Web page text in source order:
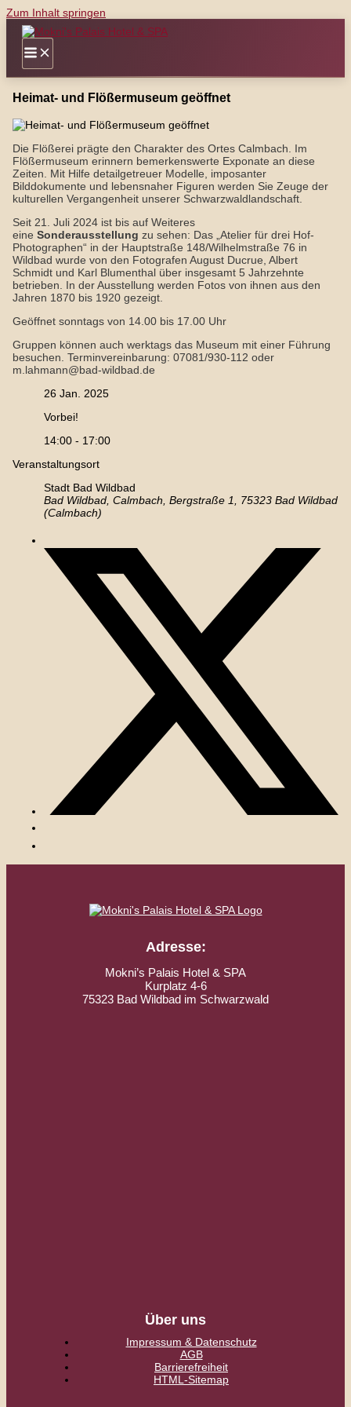
Zum Inhalt springen
Heimat- und Flößermuseum geöffnet
Die Flößerei prägte den Charakter des Ortes Calmbach. Im
Flößermuseum erinnern bemerkenswerte Exponate an diese
Zeiten. Mit Hilfe detailgetreuer Modelle, imposanter
Bilddokumente und lebensnaher Figuren werden Sie Zeuge der
kulturellen Vergangenheit unserer Schwarzwaldlandschaft.
Seit 21. Juli 2024 ist bis auf Weiteres
eine Sonderausstellung zu sehen: Das „Atelier für drei Hof-
Photographen“ in der Hauptstraße 148/Wilhelmstraße 76 in
Wildbad wurde von den Fotografen August Ducrue, Albert
Schmidt und Karl Blumenthal über insgesamt 5 Jahrzehnte
betrieben. In der Ausstellung werden Fotos von ihnen aus den
Jahren 1870 bis 1920 gezeigt.
Geöffnet sonntags von 14.00 bis 17.00 Uhr
Gruppen können auch werktags das Museum mit einer Führung
besuchen. Terminvereinbarung: 07081/930-112 oder
m.lahmann@bad-wildbad.de
26 Jan. 2025
Vorbei!
14:00 - 17:00
Veranstaltungsort
Stadt Bad Wildbad
Bad Wildbad, Calmbach, Bergstraße 1, 75323 Bad Wildbad
(Calmbach)
Adresse:
Mokni’s Palais Hotel & SPA
Kurplatz 4-6
75323 Bad Wildbad im Schwarzwald
Über uns
Impressum & Datenschutz
AGB
Barrierefreiheit
HTML-Sitemap